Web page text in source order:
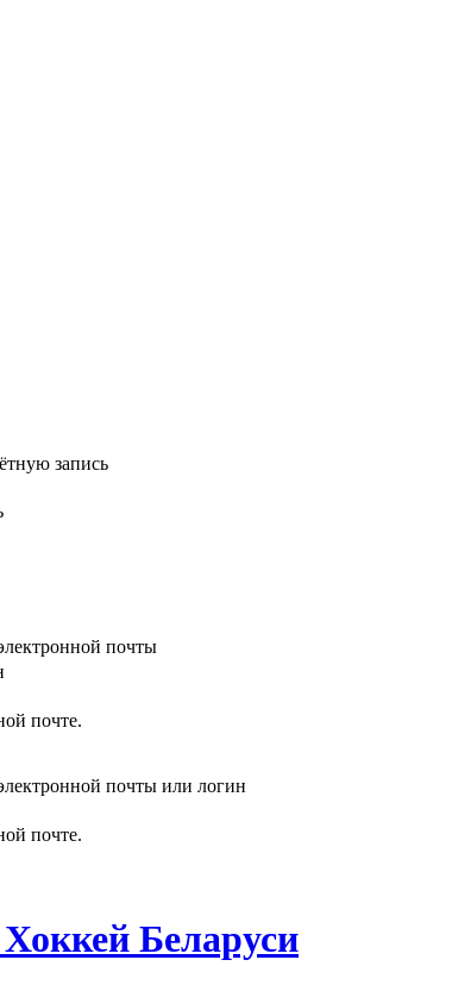
запись
почты
почте.
почты или логин
почте.
Хоккей Беларуси